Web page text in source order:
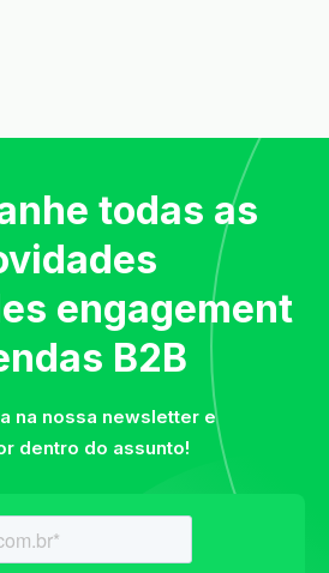
todas as
engagement
B2B
na nossa newsletter e
dentro do assunto!